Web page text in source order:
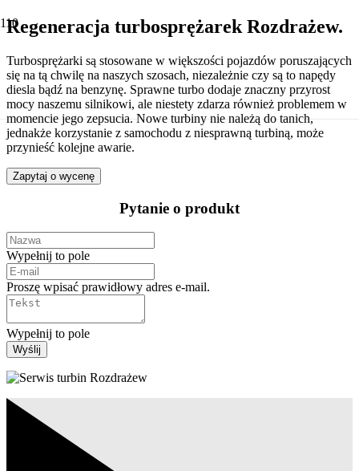
Regeneracja turbosprężarek Rozdrażew.
Turbosprężarki są stosowane w większości pojazdów poruszających
się na tą chwilę na naszych szosach, niezależnie czy są to napędy
diesla bądź na benzynę. Sprawne turbo dodaje znaczny przyrost
mocy naszemu silnikowi, ale niestety zdarza również problemem w
momencie jego zepsucia. Nowe turbiny nie należą do tanich,
jednakże korzystanie z samochodu z niesprawną turbiną, może
przynieść kolejne awarie.
Zapytaj o wycenę
Pytanie o produkt
Wypełnij to pole
Proszę wpisać prawidłowy adres e-mail.
Wypełnij to pole
Wyślij